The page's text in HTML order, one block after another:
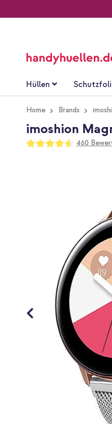
Hüllen
Home Brands
imoshion
Bewertung:
91
100
460